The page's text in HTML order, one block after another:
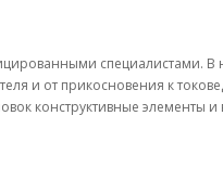
специалистами. В
и от прикосновения к
конструктивные элементы и